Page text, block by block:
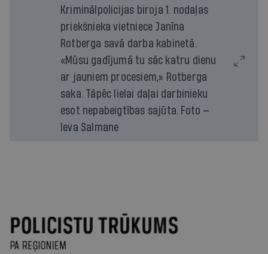
Kriminālpolicijas biroja 1. nodaļas
priekšnieka vietniece Janīna
Rotberga savā darba kabinetā.
«Mūsu gadījumā tu sāc katru dienu
ar jauniem procesiem,» Rotberga
saka. Tāpēc lielai daļai darbinieku
esot nepabeigtības sajūta. Foto —
Ieva Salmane